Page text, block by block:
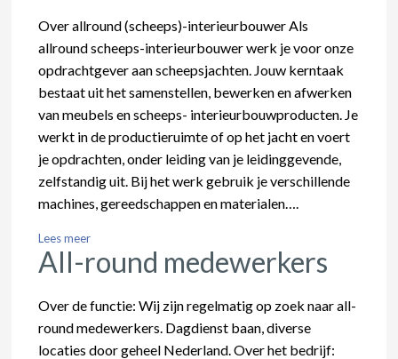
Over allround (scheeps)-interieurbouwer Als
allround scheeps-interieurbouwer werk je voor onze
opdrachtgever aan scheepsjachten. Jouw kerntaak
bestaat uit het samenstellen, bewerken en afwerken
van meubels en scheeps- interieurbouwproducten. Je
werkt in de productieruimte of op het jacht en voert
je opdrachten, onder leiding van je leidinggevende,
zelfstandig uit. Bij het werk gebruik je verschillende
machines, gereedschappen en materialen….
Lees meer
All-round medewerkers
Over de functie: Wij zijn regelmatig op zoek naar all-
round medewerkers. Dagdienst baan, diverse
locaties door geheel Nederland. Over het bedrijf: